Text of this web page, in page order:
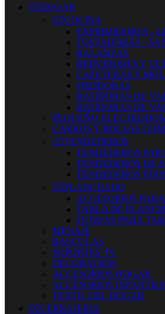
 HOGAR
 COCINA
EXPRIMIDORES -
TOSTADORAS -
BALANZAS
HERVIDORES Y
CAFETERAS Y
FREIDORAS
BATIDORAS DE
BATIDORAS DE
PEQUEÑO
CARROS Y BOLSAS
 TENDEDEROS
TENDEDEROS
TENDEDEROS DE
TENDEDEROS
 PLANCHADO
ACCESORIOS
TABLA DE
FUNDAS PARA
MENAJE
BASCULAS
SOPORTES TV
DECORACION
ACCESORIOS HOGAR
ACCESORIOS
TEXTIL DEL HOGAR
 CERRAJERIA